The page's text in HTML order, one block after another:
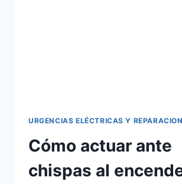
URGENCIAS ELÉCTRICAS Y
Cómo actuar ante
chispas al